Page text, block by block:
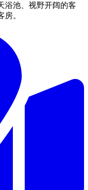
浴池、视野开阔的客
。